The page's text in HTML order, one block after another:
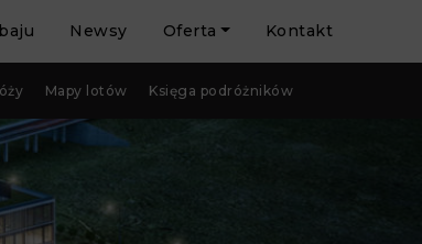
Newsy Oferta Kontakt
Mapy lotów Księga podróżników